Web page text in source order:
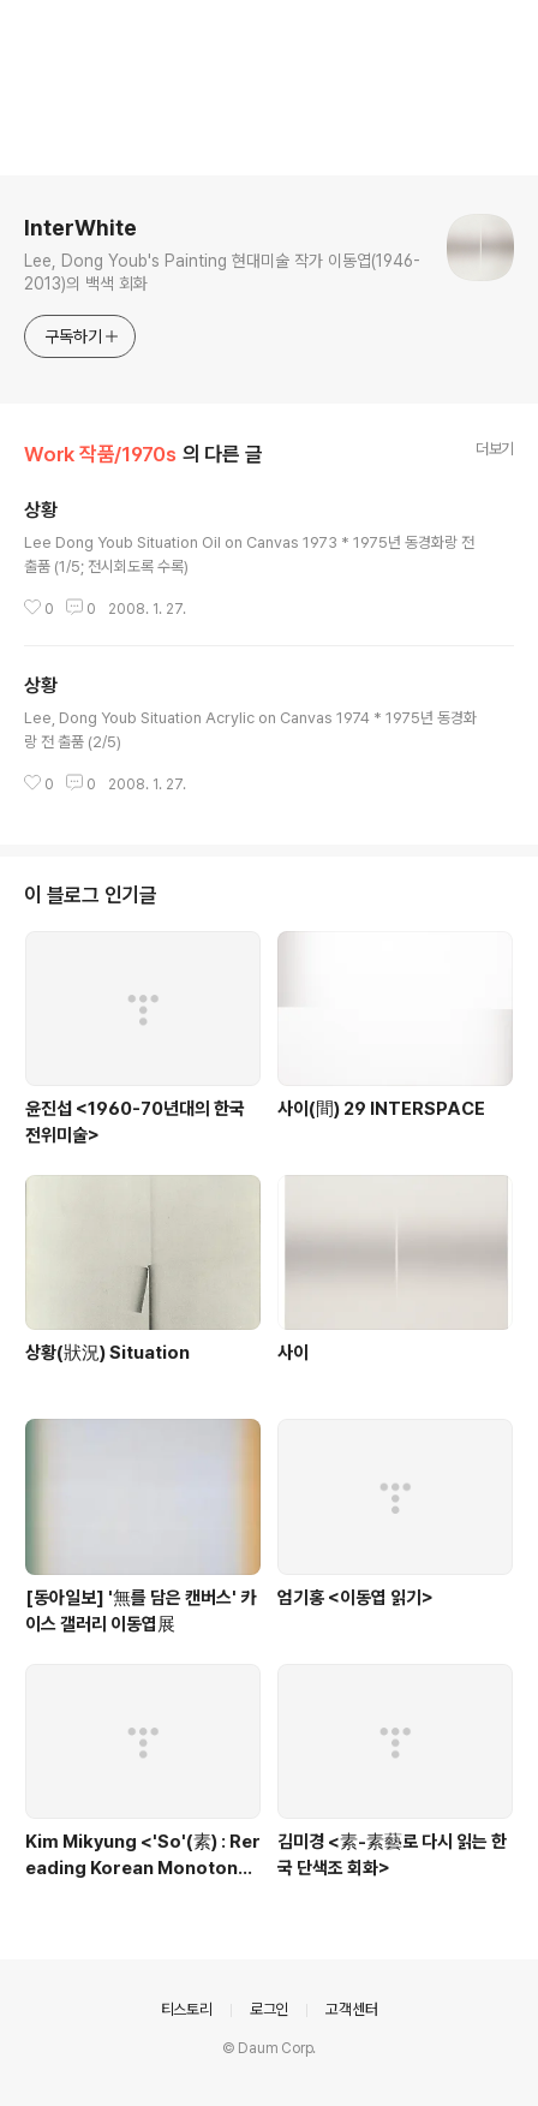
InterWhite
Lee, Dong Youb's Painting 현대미술 작가 이동엽(1946-
2013)의 백색 회화
구독하기
Work 작품/1970s 의 다른 글 더보기
상황
Lee Dong Youb Situation Oil on Canvas 1973 * 1975년 동경화랑 전
출품 (1/5; 전시회도록 수록)
0 0 2008. 1. 27.
상황
Lee, Dong Youb Situation Acrylic on Canvas 1974 * 1975년 동경화
랑 전 출품 (2/5)
0 0 2008. 1. 27.
이 블로그 인기글
윤진섭 <1960-70년대의 한국
전위미술>
사이(間) 29 INTERSPACE
상황(狀況) Situation 사이
[동아일보] '無를 담은 캔버스' 카
이스 갤러리 이동엽展
엄기홍 <이동엽 읽기>
Kim Mikyung <'So'(素) : Rer
eading Korean Monotone
김미경 <素-素藝로 다시 읽는 한
국 단색조 회화>
티스토리 로그인 고객센터
© Daum Corp.